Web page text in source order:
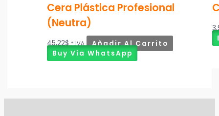
Cera Plástica Profesional
(Neutra)
45,22$ * IVA
Añadir Al Carrito
Buy Via WhatsApp